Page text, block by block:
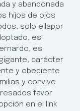
y abandonada
hijos de ojos
solo ellapor
es
es
carácter
y obediente
y convive
favor
en el link